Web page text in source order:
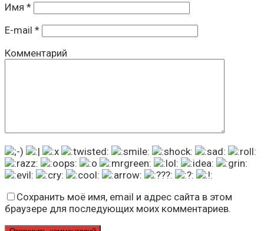
Имя *
E-mail *
Комментарий
Сохранить моё имя, email и адрес сайта в этом
браузере для последующих моих комментариев.